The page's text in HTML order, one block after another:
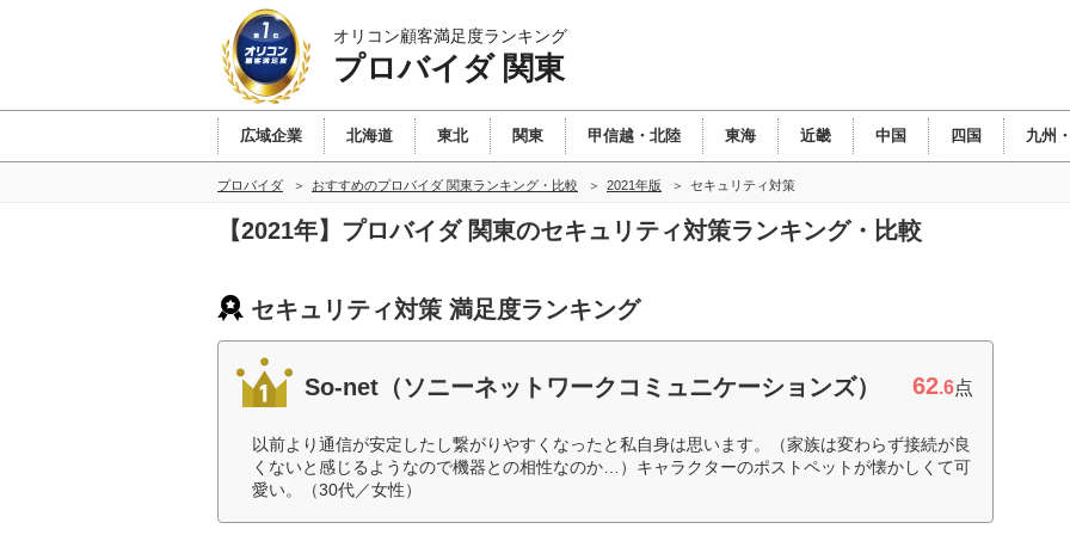
オリコン顧客満足度ランキング
プロバイダ 関東
広域企業 北海道 東北 関東 甲信越・北陸 東海 近畿 中国 四国 九州
プロバイダ おすすめのプロバイダ 関東ランキング・比較 2021年版 セキュリティ対策
【2021年】プロバイダ 関東のセキュリティ対策ランキング・比較
セキュリティ対策 満足度ランキング
So-net（ソニーネットワークコミュニケーションズ） 62.6点
以前より通信が安定したし繋がりやすくなったと私自身は思います。（家族は変わらず接続が良
くないと感じるようなので機器との相性なのか…）キャラクターのポストペットが懐かしくて可
愛い。（30代／女性）